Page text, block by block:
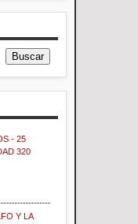
- 25
320
Y LA